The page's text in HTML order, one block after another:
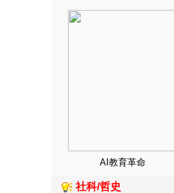
AI教育革命
社科/哲史